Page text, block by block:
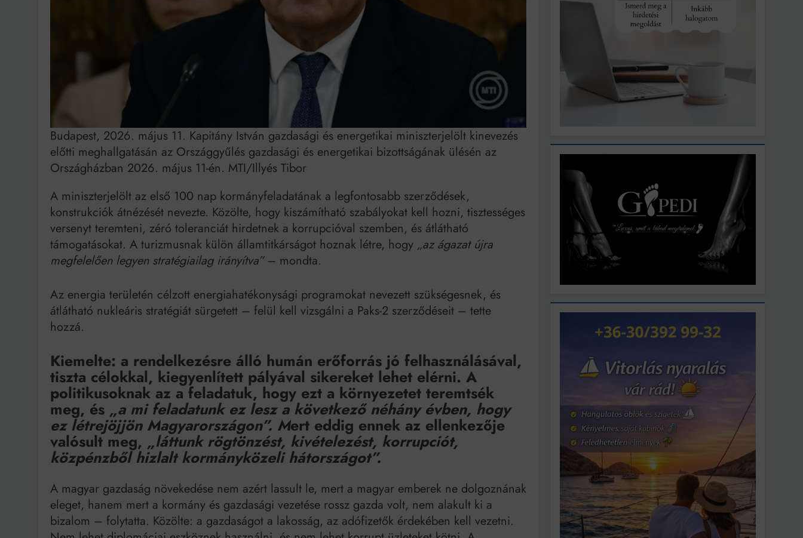
Budapest, 2026. május 11. Kapitány István gazdasági és energetikai miniszterjelölt kinevezés
előtti meghallgatásán az Országgyűlés gazdasági és energetikai bizottságának ülésén az
Országházban 2026. május 11-én. MTI/Illyés Tibor
A miniszterjelölt az első 100 nap kormányfeladatának a legfontosabb szerződések,
konstrukciók átnézését nevezte. Közölte, hogy kiszámítható szabályokat kell hozni, tisztességes
versenyt teremteni, zéró toleranciát hirdetnek a korrupcióval szemben, és átlátható
támogatásokat. A turizmusnak külön államtitkárságot hoznak létre, hogy „az ágazat újra
megfelelően legyen stratégiailag irányítva”– mondta.
Az energia területén célzott energiahatékonysági programokat nevezett szükségesnek, és
átlátható nukleáris stratégiát sürgetett – felül kell vizsgálni a Paks-2 szerződéseit – tette
hozzá.
Kiemelte: a rendelkezésre álló humán erőforrás jó felhasználásával,
tiszta célokkal, kiegyenlített pályával sikereket lehet elérni. A
politikusoknak az a feladatuk, hogy ezt a környezetet teremtsék
meg, és „a mi feladatunk ez lesz a következő néhány évben, hogy
ez létrejöjjön Magyarországon”. Mert eddig ennek az ellenkezője
valósult meg, „láttunk rögtönzést, kivételezést, korrupciót,
közpénzből hizlalt kormányközeli hátországot”.
A magyar gazdaság növekedése nem azért lassult le, mert a magyar emberek ne dolgoznának
eleget, hanem mert a kormány és gazdasági vezetése rossz gazda volt, nem alakult ki a
bizalom – folytatta. Közölte: a gazdaságot a lakosság, az adófizetők érdekében kell vezetni.